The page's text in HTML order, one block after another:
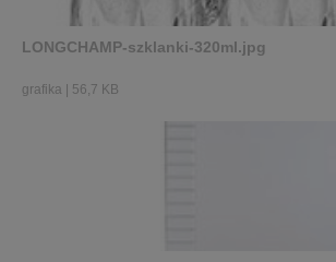
LONGCHAMP-szklanki-320ml.jpg
grafika 56,7 KB